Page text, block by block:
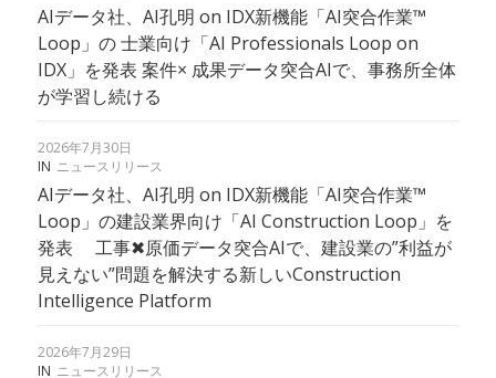
AIデータ社、AI孔明 on IDX新機能「AI突合作業™
Loop」の 士業向け「AI Professionals Loop on
IDX」を発表 案件× 成果データ突合AIで、事務所全体
が学習し続ける
2026年7月30日
IN ニュースリリース
AIデータ社、AI孔明 on IDX新機能「AI突合作業™︎
Loop」の建設業界向け「AI Construction Loop」を
発表 工事✖︎原価データ突合AIで、建設業の”利益が
見えない”問題を解決する新しいConstruction
Intelligence Platform
2026年7月29日
IN ニュースリリース